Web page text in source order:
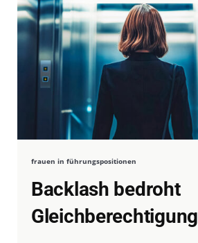
frauen in führungspositionen
Backlash bedroht
Gleichberechtigung